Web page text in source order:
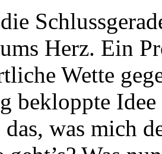
Herz. Ein
Wette
bekloppte
was mich